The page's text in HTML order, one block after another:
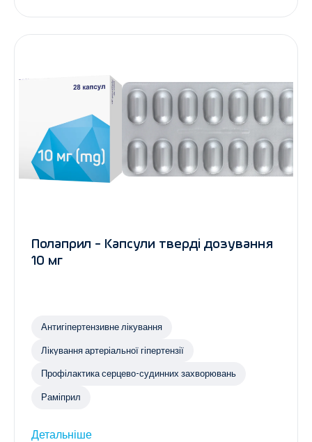
Полаприл - Капсули тверді дозування
10 мг
Антигіпертензивне лікування
Лікування артеріальної гіпертензії
Профілактика серцево-судинних захворювань
Раміприл
Детальніше